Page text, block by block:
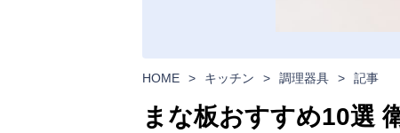
HOME > キッチン > 調理器具 > 記事
まな板おすすめ10選